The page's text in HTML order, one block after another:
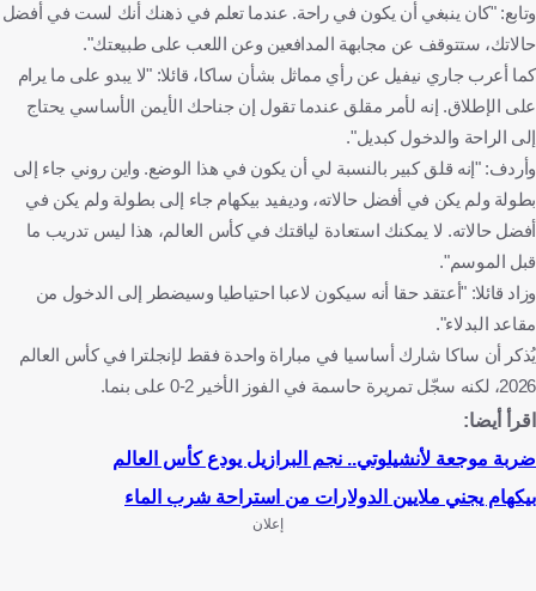
وتابع: "كان ينبغي أن يكون في راحة. عندما تعلم في ذهنك أنك لست في أفضل
حالاتك، ستتوقف عن مجابهة المدافعين وعن اللعب على طبيعتك".
كما أعرب جاري نيفيل عن رأي مماثل بشأن ساكا، قائلا: "لا يبدو على ما يرام
على الإطلاق. إنه لأمر مقلق عندما تقول إن جناحك الأيمن الأساسي يحتاج
إلى الراحة والدخول كبديل".
وأردف: "إنه قلق كبير بالنسبة لي أن يكون في هذا الوضع. واين روني جاء إلى
بطولة ولم يكن في أفضل حالاته، وديفيد بيكهام جاء إلى بطولة ولم يكن في
أفضل حالاته. لا يمكنك استعادة لياقتك في كأس العالم، هذا ليس تدريب ما
قبل الموسم".
وزاد قائلا: "أعتقد حقا أنه سيكون لاعبا احتياطيا وسيضطر إلى الدخول من
مقاعد البدلاء".
يُذكر أن ساكا شارك أساسيا في مباراة واحدة فقط لإنجلترا في كأس العالم
2026، لكنه سجّل تمريرة حاسمة في الفوز الأخير 2-0 على بنما.
اقرأ أيضا:
ضربة موجعة لأنشيلوتي.. نجم البرازيل يودع كأس العالم
بيكهام يجني ملايين الدولارات من استراحة شرب الماء
إعلان